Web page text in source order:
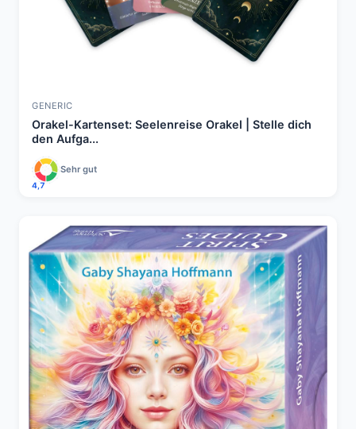
GENERIC
Orakel-Kartenset: Seelenreise Orakel | Stelle dich
den Aufga...
4,7
Sehr gut